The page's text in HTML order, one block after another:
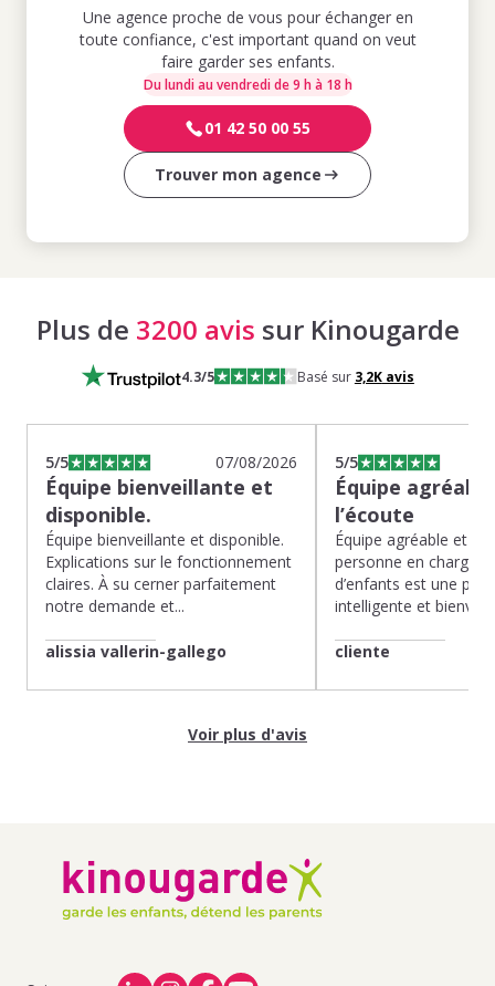
Une agence proche de vous pour échanger en
toute confiance, c'est important quand on veut
faire garder ses enfants.
Du lundi au vendredi de 9 h à 18 h
01 42 50 00 55
Trouver mon agence
Plus de 3200 avis sur Kinougarde
4.3/5 Basé sur 3,2Kavis
5/5 07/08/2026
Équipe bienveillante et
disponible.
Équipe bienveillante et disponible.
Explications sur le fonctionnement
claires. À su cerner parfaitement
notre demande et...
alissia vallerin-gallego
5/5
Équipe
l’écoute
Équipe agréable et à
personne en charge
d’enfants est une
intelligente et
cliente
Voir plus d'avis